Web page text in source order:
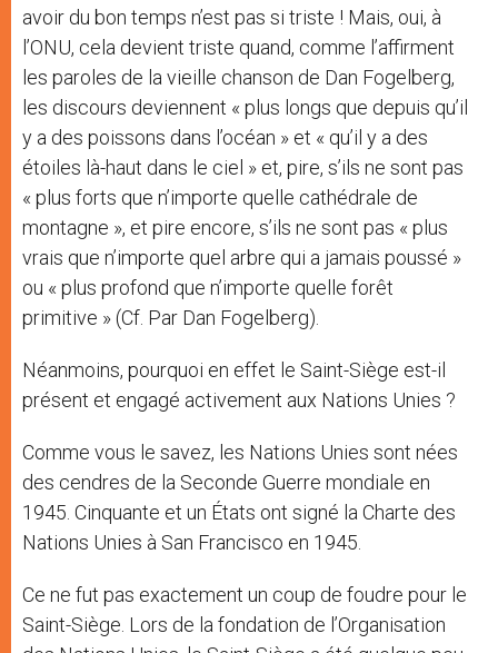
avoir du bon temps n’est pas si triste ! Mais, oui, à
l’ONU, cela devient triste quand, comme l’affirment
les paroles de la vieille chanson de Dan Fogelberg,
les discours deviennent « plus longs que depuis qu’il
y a des poissons dans l’océan » et « qu’il y a des
étoiles là-haut dans le ciel » et, pire, s’ils ne sont pas
« plus forts que n’importe quelle cathédrale de
montagne », et pire encore, s’ils ne sont pas « plus
vrais que n’importe quel arbre qui a jamais poussé »
ou « plus profond que n’importe quelle forêt
primitive » (Cf. Par Dan Fogelberg).
Néanmoins, pourquoi en effet le Saint-Siège est-il
présent et engagé activement aux Nations Unies ?
Comme vous le savez, les Nations Unies sont nées
des cendres de la Seconde Guerre mondiale en
1945. Cinquante et un États ont signé la Charte des
Nations Unies à San Francisco en 1945.
Ce ne fut pas exactement un coup de foudre pour le
Saint-Siège. Lors de la fondation de l’Organisation